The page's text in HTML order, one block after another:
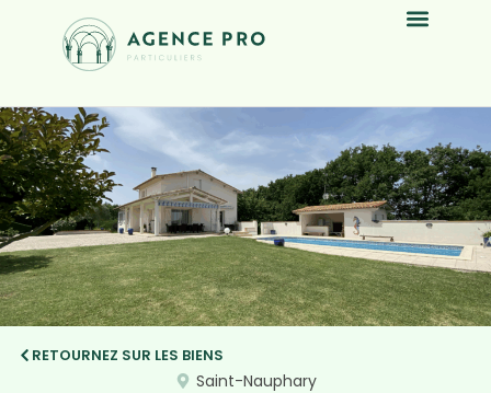
RETOURNEZ SUR LES BIENS
Saint-Nauphary